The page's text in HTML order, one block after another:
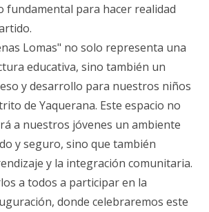
fundamental para hacer realidad
Lomas" no solo representa una
educativa, sino también un
y desarrollo para nuestros niños
de Yaquerana. Este espacio no
a nuestros jóvenes un ambiente
y seguro, sino que también
y la integración comunitaria.
a todos a participar en la
donde celebraremos este